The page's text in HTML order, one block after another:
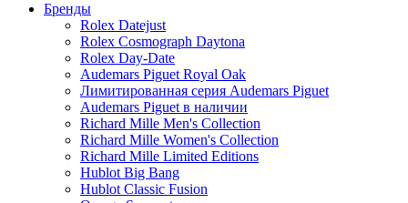
Бренды
Rolex Datejust
Rolex Cosmograph Daytona
Rolex Day-Date
Audemars Piguet Royal Oak
Лимитированная серия Audemars Piguet
Audemars Piguet в наличии
Richard Mille Men's Collection
Richard Mille Women's Collection
Richard Mille Limited Editions
Hublot Big Bang
Hublot Classic Fusion